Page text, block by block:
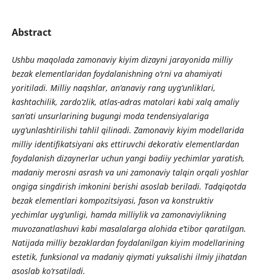
Abstract
Ushbu maqolada zamonaviy kiyim dizayni jarayonida milliy
bezak elementlaridan foydalanishning o‘rni va ahamiyati
yoritiladi. Milliy naqshlar, an’anaviy rang uyg‘unliklari,
kashtachilik, zardo‘zlik, atlas-adras matolari kabi xalq amaliy
san’ati unsurlarining bugungi moda tendensiyalariga
uyg‘unlashtirilishi tahlil qilinadi. Zamonaviy kiyim modellarida
milliy identifikatsiyani aks ettiruvchi dekorativ elementlardan
foydalanish dizaynerlar uchun yangi badiiy yechimlar yaratish,
madaniy merosni asrash va uni zamonaviy talqin orqali yoshlar
ongiga singdirish imkonini berishi asoslab beriladi. Tadqiqotda
bezak elementlari kompozitsiyasi, fason va konstruktiv
yechimlar uyg‘unligi, hamda milliylik va zamonaviylikning
muvozanatlashuvi kabi masalalarga alohida e’tibor qaratilgan.
Natijada milliy bezaklardan foydalanilgan kiyim modellarining
estetik, funksional va madaniy qiymati yuksalishi ilmiy jihatdan
asoslab ko‘rsatiladi.